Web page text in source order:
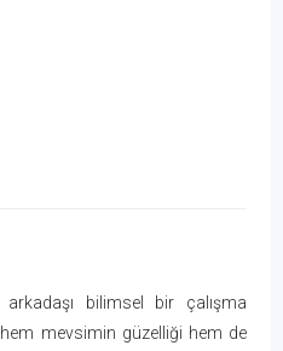
bilimsel bir çalışma
mevsimin güzelliği hem de